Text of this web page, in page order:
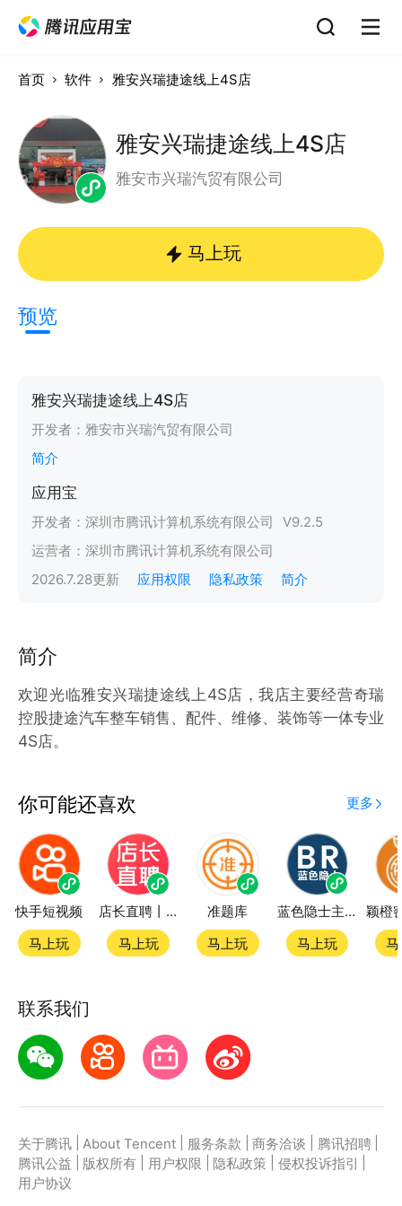
首页 软件 雅安兴瑞捷途线上4S店
雅安兴瑞捷途线上4S店
雅安市兴瑞汽贸有限公司
马上玩
预览
雅安兴瑞捷途线上4S店
开发者： 雅安市兴瑞汽贸有限公司
简介
应用宝
开发者： 深圳市腾讯计算机系统有限公司 V9.2.5
运营者： 深圳市腾讯计算机系统有限公司
2026.7.28更新 应用权限 隐私政策 简介
简介
欢迎光临雅安兴瑞捷途线上4S店，我店主要经营奇瑞
控股捷途汽车整车销售、配件、维修、装饰等一体专业
4S店。
你可能还喜欢 更多
快手短视频
马上玩
店长直聘丨求职招聘找工作
马上玩
准题库
马上玩
蓝色隐士主题站
马上玩
联系我们
关于腾讯 About Tencent 服务条款 商务洽谈 腾讯招聘
腾讯公益
版权所有 用户权限 隐私政策 侵权投诉指引
用户协议